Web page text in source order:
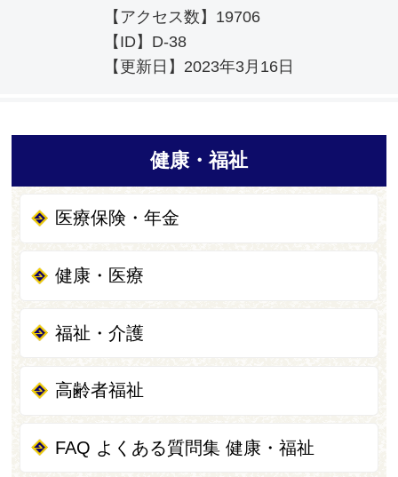
【アクセス数】 19706
【ID】 D-38
【更新日】 2023年3月16日
健康・福祉
医療保険・年金
健康・医療
福祉・介護
高齢者福祉
FAQ よくある質問集 健康・福祉